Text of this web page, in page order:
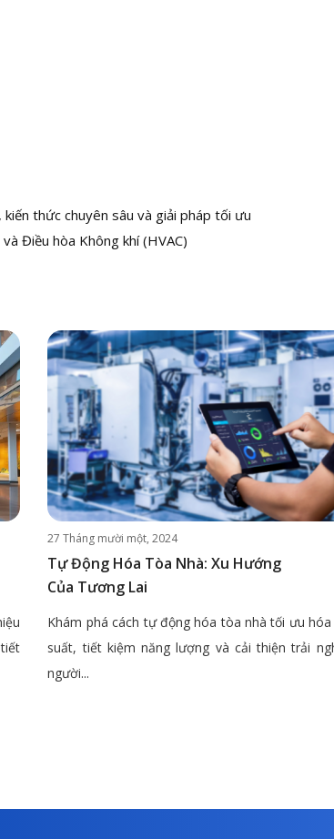
thức chuyên sâu và giải pháp tối ưu
Điều hòa Không khí (HVAC)
27 Tháng mười một, 2024
Tự Động Hóa Tòa Nhà: Xu Hướng
Của Tương Lai
Khám phá cách tự động hóa tòa nhà tối ưu hóa
suất, tiết kiệm năng lượng và cải thiện trải
người...